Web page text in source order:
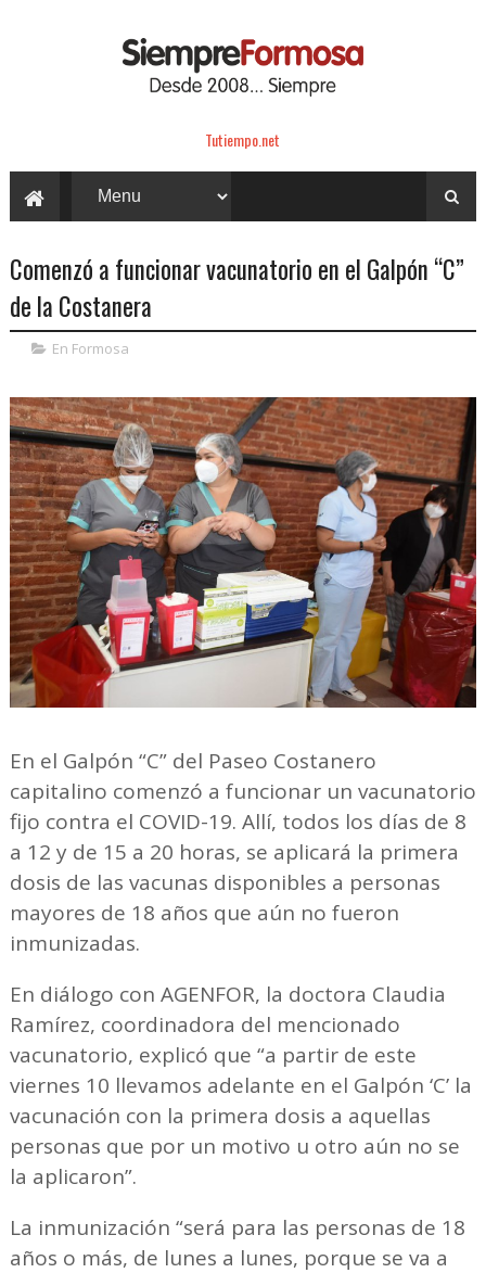
Tutiempo.net
Comenzó a funcionar vacunatorio en el Galpón “C”
de la Costanera
En Formosa
En el Galpón “C” del Paseo Costanero
capitalino comenzó a funcionar un vacunatorio
fijo contra el COVID-19. Allí, todos los días de 8
a 12 y de 15 a 20 horas, se aplicará la primera
dosis de las vacunas disponibles a personas
mayores de 18 años que aún no fueron
inmunizadas.
En diálogo con AGENFOR, la doctora Claudia
Ramírez, coordinadora del mencionado
vacunatorio, explicó que “a partir de este
viernes 10 llevamos adelante en el Galpón ‘C’ la
vacunación con la primera dosis a aquellas
personas que por un motivo u otro aún no se
la aplicaron”.
La inmunización “será para las personas de 18
años o más, de lunes a lunes, porque se va a